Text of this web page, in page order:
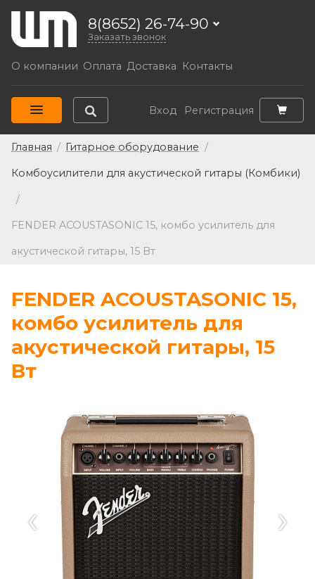
8(8652) 26-74-90
Заказать звонок
О компании Оплата Доставка Контакты
Вход Регистрация
Главная / Гитарное оборудование /
Комбоусилители для акустической гитары (Комбики)
/
FENDER ACOUSTASONIC 15, комбо усилитель для
акустической гитары, 15 Вт
FENDER ACOUSTASONIC 15,
комбо усилитель для
акустической гитары, 15
Вт
‹ ›